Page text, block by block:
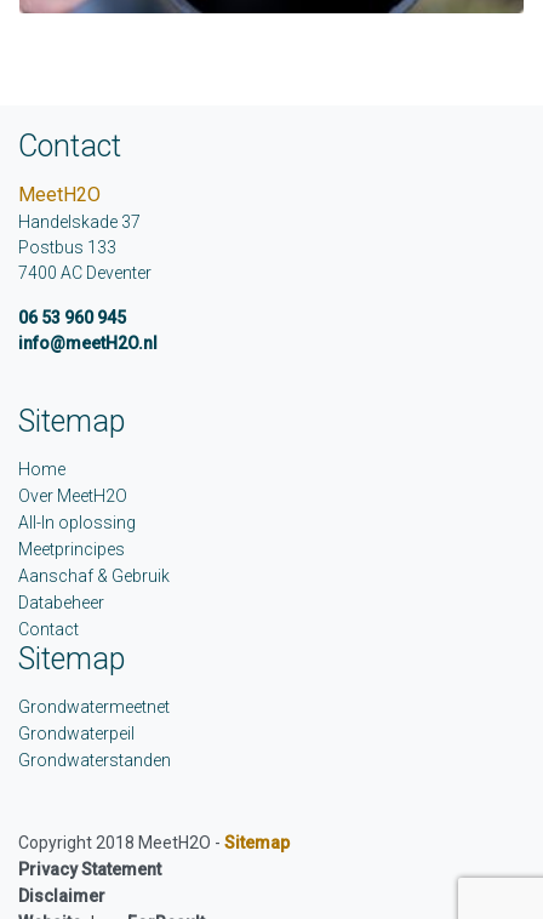
Contact
MeetH2O
Handelskade 37
Postbus 133
7400 AC Deventer
06 53 960 945
info@meetH2O.nl
Sitemap
Home
Over MeetH2O
All-In oplossing
Meetprincipes
Aanschaf & Gebruik
Databeheer
Contact
Sitemap
Grondwatermeetnet
Grondwaterpeil
Grondwaterstanden
Copyright 2018 MeetH2O -Sitemap
Privacy Statement
Disclaimer